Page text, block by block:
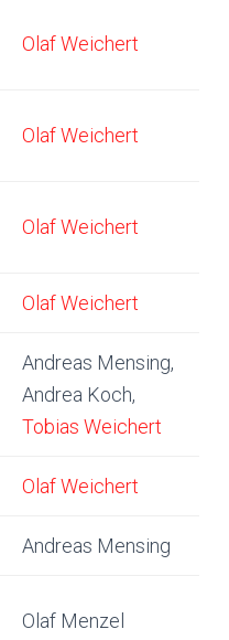
Olaf Weichert
Olaf Weichert
Olaf Weichert
Olaf Weichert
Andreas Mensing,
Andrea Koch,
Tobias Weichert
Olaf Weichert
Andreas Mensing
Olaf Menzel